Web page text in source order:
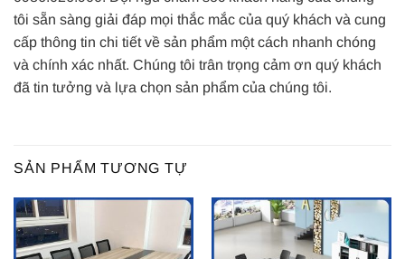
tôi sẵn sàng giải đáp mọi thắc mắc của quý khách và cung
cấp thông tin chi tiết về sản phẩm một cách nhanh chóng
và chính xác nhất. Chúng tôi trân trọng cảm ơn quý khách
đã tin tưởng và lựa chọn sản phẩm của chúng tôi.
SẢN PHẨM TƯƠNG TỰ